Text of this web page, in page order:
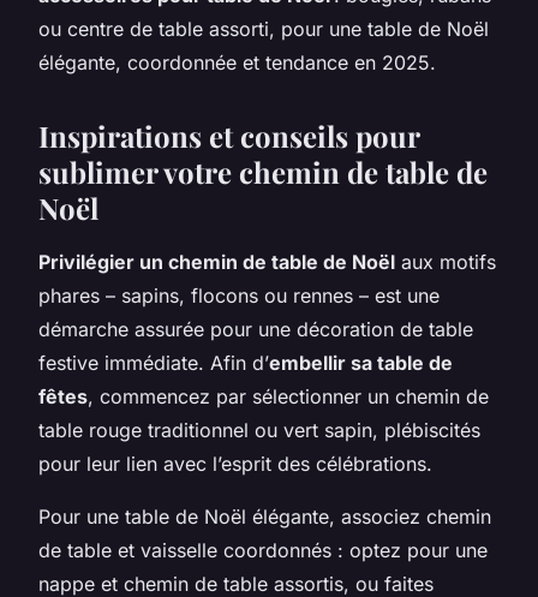
ou centre de table assorti, pour une table de Noël
élégante, coordonnée et tendance en 2025.
Inspirations et conseils pour
sublimer votre chemin de table de
Noël
Privilégier un chemin de table de Noël aux motifs
phares – sapins, flocons ou rennes – est une
démarche assurée pour une décoration de table
festive immédiate. Afin d’embellir sa table de
fêtes, commencez par sélectionner un chemin de
table rouge traditionnel ou vert sapin, plébiscités
pour leur lien avec l’esprit des célébrations.
Pour une table de Noël élégante, associez chemin
de table et vaisselle coordonnés : optez pour une
nappe et chemin de table assortis, ou faites